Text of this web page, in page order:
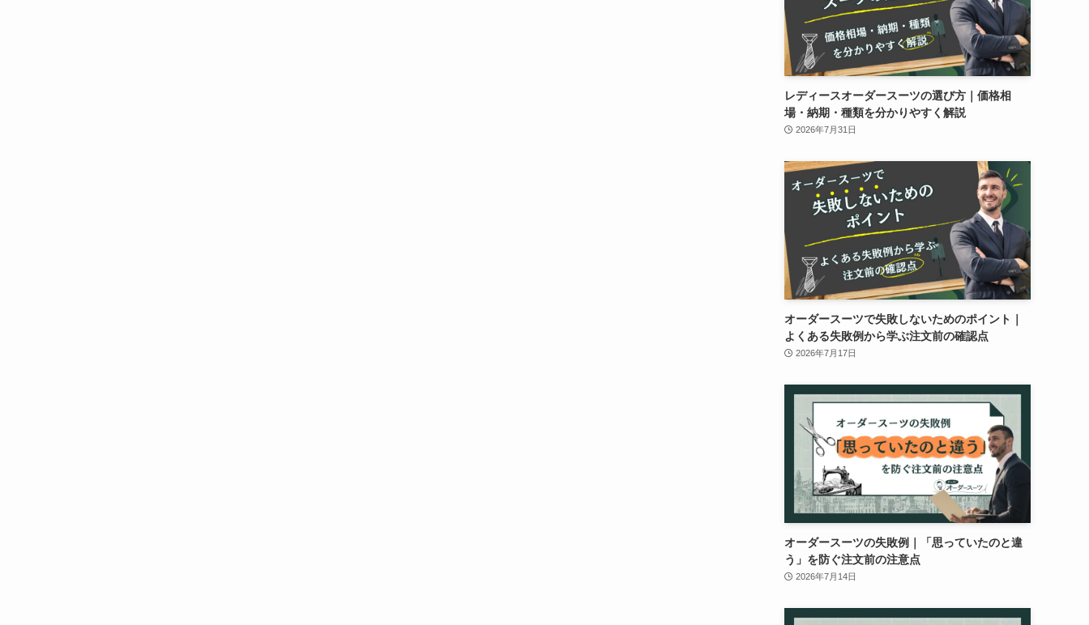
レディースオーダースーツの選び方｜価格相
場・納期・種類を分かりやすく解説
2026年7月31日
オーダースーツで失敗しないためのポイント｜
よくある失敗例から学ぶ注文前の確認点
2026年7月17日
オーダースーツの失敗例｜「思っていたのと違
う」を防ぐ注文前の注意点
2026年7月14日